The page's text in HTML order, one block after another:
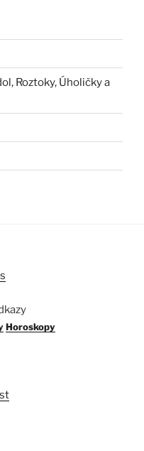
Roztoky, Úholičky a
Horoskopy